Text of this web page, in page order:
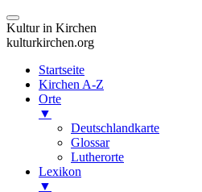
Kultur in Kirchen
kulturkirchen.org
Startseite
Kirchen A-Z
Orte
▼
Deutschlandkarte
Glossar
Lutherorte
Lexikon
▼